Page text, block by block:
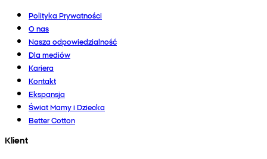
Polityka Prywatności
O nas
Nasza odpowiedzialność
Dla mediów
Kariera
Kontakt
Ekspansja
Świat Mamy i Dziecka
Better Cotton
Klient